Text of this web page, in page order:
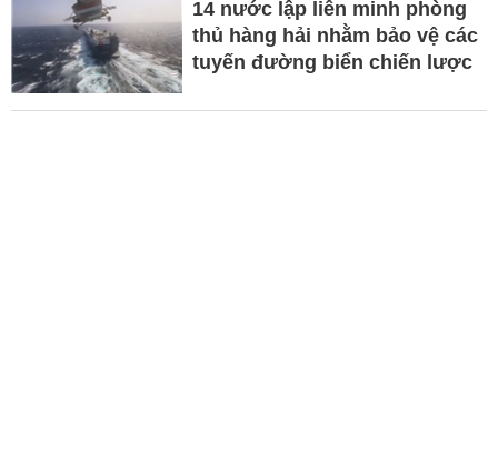
14 nước lập liên minh phòng
thủ hàng hải nhằm bảo vệ các
tuyến đường biển chiến lược